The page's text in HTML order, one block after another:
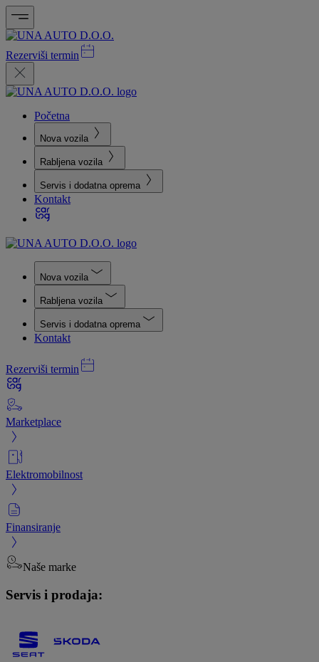
Rezerviši termin
Početna
Nova vozila
Rabljena vozila
Servis i dodatna oprema
Kontakt
Nova vozila
Rabljena vozila
Servis i dodatna oprema
Kontakt
Rezerviši termin
Marketplace
Elektromobilnost
Finansiranje
Naše marke
Servis i prodaja: